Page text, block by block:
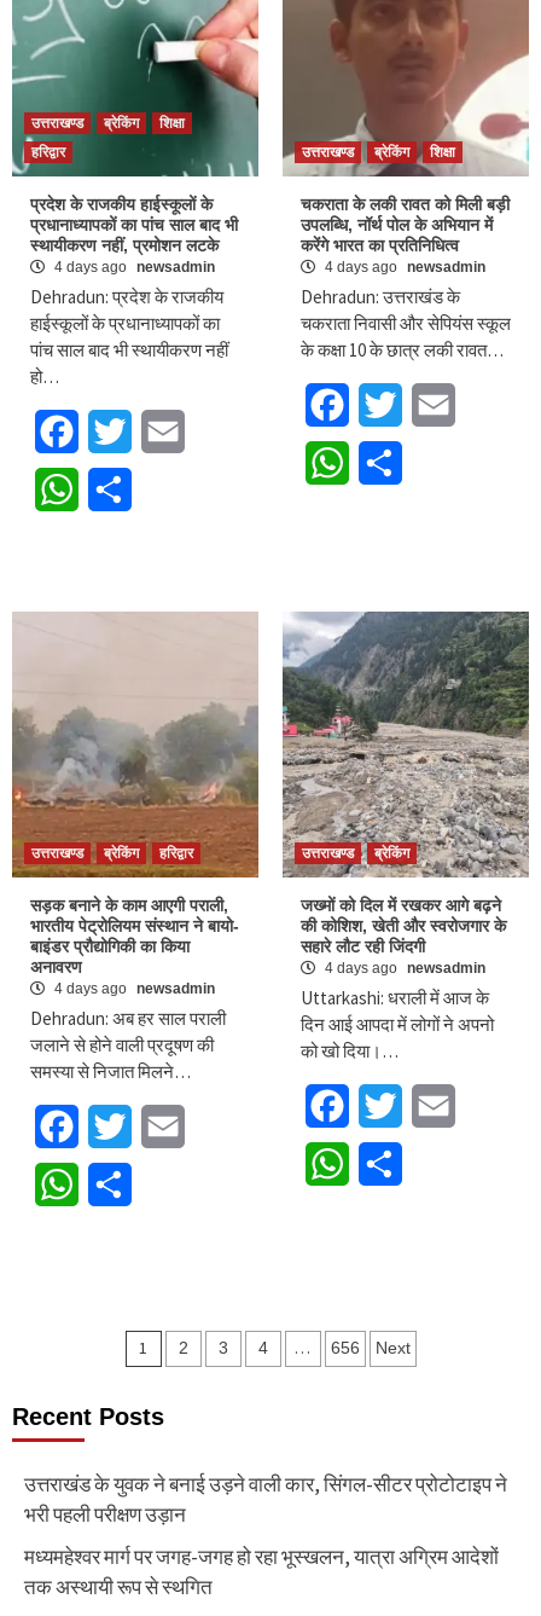
उत्तराखण्ड ब्रेकिंग
शिक्षा
हरिद्वार
प्रदेश के राजकीय हाईस्कूलों के
प्रधानाध्यापकों का पांच साल बाद भी
स्थायीकरण नहीं, प्रमोशन लटके
4 days ago newsadmin
Dehradun: प्रदेश के राजकीय
हाईस्कूलों के प्रधानाध्यापकों का
पांच साल बाद भी स्थायीकरण नहीं
हो…
FacebookTwitter
WhatsApp
उत्तराखण्ड ब्रेकिंग शिक्षा
चकराता के लकी रावत को मिली बड़ी
उपलब्धि, नॉर्थ पोल के अभियान में
करेंगे भारत का प्रतिनिधित्व
4 days ago newsadmin
Dehradun: उत्तराखंड के
चकराता निवासी और सेपियंस स्कूल
के कक्षा 10 के छात्र लकी रावत…
FacebookTwitter
WhatsApp
उत्तराखण्ड ब्रेकिंग हरिद्वार
सड़क बनाने के काम आएगी पराली,
भारतीय पेट्रोलियम संस्थान ने बायो-
बाइंडर प्रौद्योगिकी का किया
अनावरण
4 days ago newsadmin
Dehradun: अब हर साल पराली
जलाने से होने वाली प्रदूषण की
समस्या से निजात मिलने…
FacebookTwitter
WhatsApp
उत्तराखण्ड ब्रेकिंग
जख्मों को दिल में रखकर आगे बढ़ने
की कोशिश, खेती और स्वरोजगार के
सहारे लौट रही जिंदगी
4 days ago newsadmin
Uttarkashi: धराली में आज के
दिन आई आपदा में लोगों ने अपनो
को खो दिया।…
FacebookTwitter
WhatsApp
Posts
1 2 3 4 … 656 Next
Recent Posts
उत्तराखंड के युवक ने बनाई उड़ने वाली कार, सिंगल-सीटर प्रोटोटाइप ने
भरी पहली परीक्षण उड़ान
मध्यमहेश्वर मार्ग पर जगह-जगह हो रहा भूस्खलन, यात्रा अग्रिम आदेशों
तक अस्थायी रूप से स्थगित